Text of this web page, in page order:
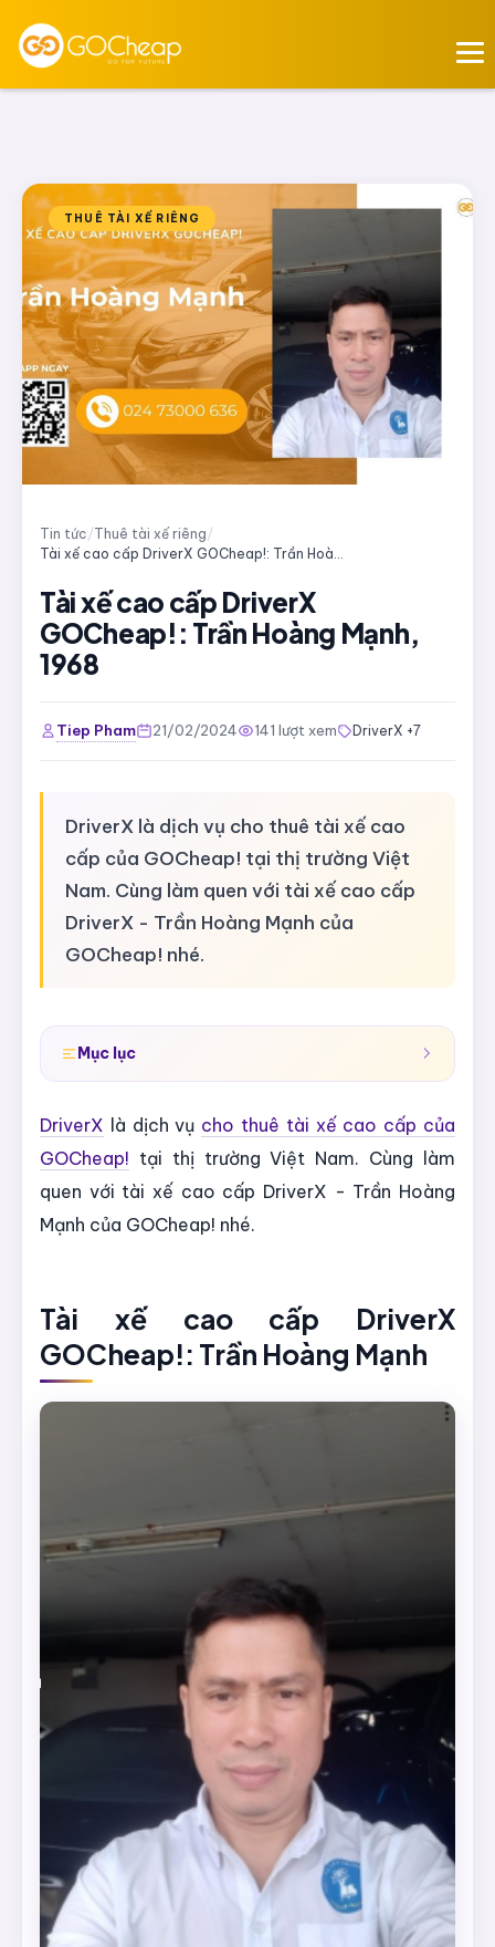
THUÊ TÀI XẾ RIÊNG
Tin tức /Thuê tài xế riêng /
Tài xế cao cấp DriverX
GOCheap!: Trần Hoàng Mạnh,
1968
Tiep Pham 21/02/2024 141 lượt xem DriverX +7
DriverX là dịch vụ cho thuê tài xế cao
cấp của GOCheap! tại thị trường Việt
Nam. Cùng làm quen với tài xế cao cấp
DriverX - Trần Hoàng Mạnh của
GOCheap! nhé.
Mục lục
DriverX là dịch vụ cho thuê tài xế cao cấp của
GOCheap! tại thị trường Việt Nam. Cùng làm
quen với tài xế cao cấp DriverX - Trần Hoàng
Mạnh của GOCheap! nhé.
Tài xế cao cấp DriverX
GOCheap!: Trần Hoàng Mạnh